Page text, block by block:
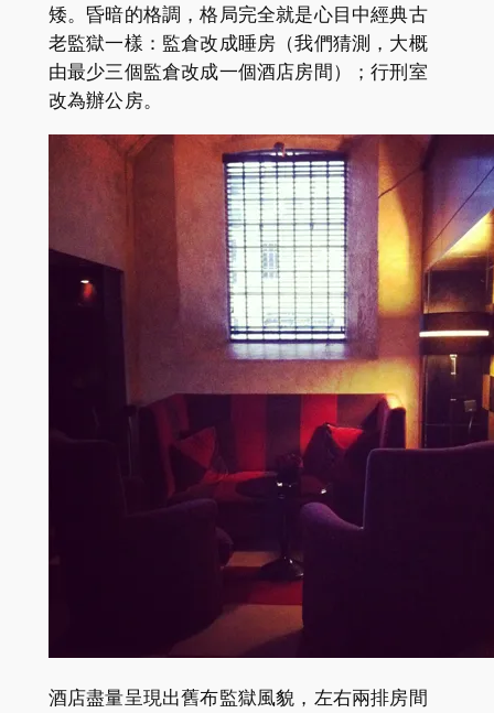
矮。昏暗的格調，格局完全就是心目中經典古
老監獄一樣：監倉改成睡房（我們猜測，大概
由最少三個監倉改成一個酒店房間）；行刑室
改為辦公房。
酒店盡量呈現出舊布監獄風貌，左右兩排房間